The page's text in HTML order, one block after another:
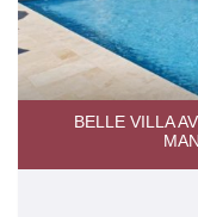
BELLE VILLA